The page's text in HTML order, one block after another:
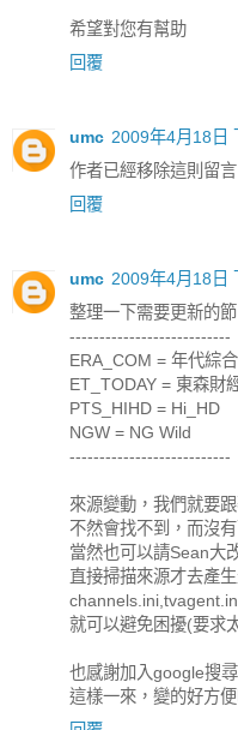
希望對您有幫助
回覆
umc 2009年4月18日
作者已經移除這則留言
回覆
umc 2009年4月18日
整理一下需要更新的
---------------------------
ERA_COM = 年代綜
ET_TODAY = 東森財
PTS_HIHD = Hi_HD
NGW = NG Wild
---------------------------
來源變動，我們就要
不然會找不到，而沒
當然也可以請Sean大
直接掃描來源才去產
就可以避免困擾(要求
也感謝加入google搜
這樣一來，變的好方便